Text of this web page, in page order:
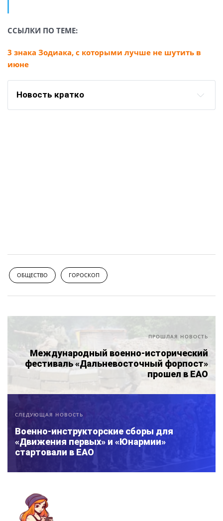
ССЫЛКИ ПО ТЕМЕ:
3 знака Зодиака, с которыми лучше не шутить в
июне
Новость кратко
ОБЩЕСТВО ГОРОСКОП
ПРОШЛАЯ НОВОСТЬ
Международный военно-исторический
фестиваль «Дальневосточный форпост»
прошел в ЕАО
СЛЕДУЮЩАЯ НОВОСТЬ
Военно-инструкторские сборы для
«Движения первых» и «Юнармии»
стартовали в ЕАО